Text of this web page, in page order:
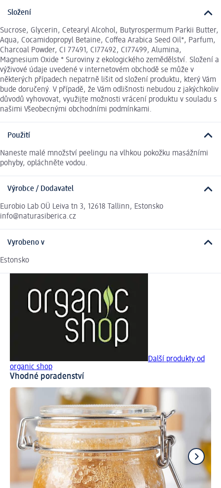
Složení
Sucrose, Glycerin, Cetearyl Alcohol, Butyrospermum Parkii Butter,
Aqua, Cocamidopropyl Betaine, Coffea Arabica Seed Oil*, Parfum,
Charcoal Powder, CI 77491, CI77492, CI77499, Alumina,
Magnesium Oxide * Suroviny z ekologického zemědělství. Složení a
výživové údaje uvedené v internetovém obchodě se může v
některých případech nepatrně lišit od složení produktu, který Vám
bude doručený. V případě, že Vám odlišnosti nebudou z jakýchkoliv
důvodů vyhovovat, využijte možnosti vrácení produktu v souladu s
našimi Všeobecnými obchodními podmínkami.
Použití
Naneste malé množství peelingu na vlhkou pokožku masážními
pohyby, opláchněte vodou.
Výrobce / Dodavatel
Eurobio Lab OÜ Leiva tn 3, 12618 Tallinn, Estonsko
info@naturasiberica.cz
Vyrobeno v
Estonsko
Další produkty od
organic shop
Vhodné poradenství